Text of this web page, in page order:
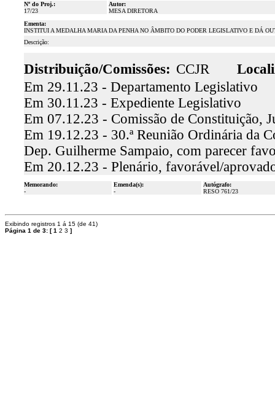
Nº do Proj.:
17/23
Autor:
MESA DIRETORA
Ementa:
INSTITUI A MEDALHA MARIA DA PENHA NO ÂMBITO DO PODER LEGISLATIVO E DÁ
Descrição:
Distribuição/Comissões: CCJR
Em 29.11.23 - Departamento Legislativo
Em 30.11.23 - Expediente Legislativo
Em 07.12.23 - Comissão de Constituição,
Em 19.12.23 - 30.ª Reunião Ordinária da
Dep. Guilherme Sampaio, com parecer
Em 20.12.23 - Plenário, favorável/
Memorando:
-
Emenda(s):
-
Autógrafo:
RESO 761/23
Exibindo registros 1 á 15 (de 41)
Página 1 de 3: [1 2 3 ]